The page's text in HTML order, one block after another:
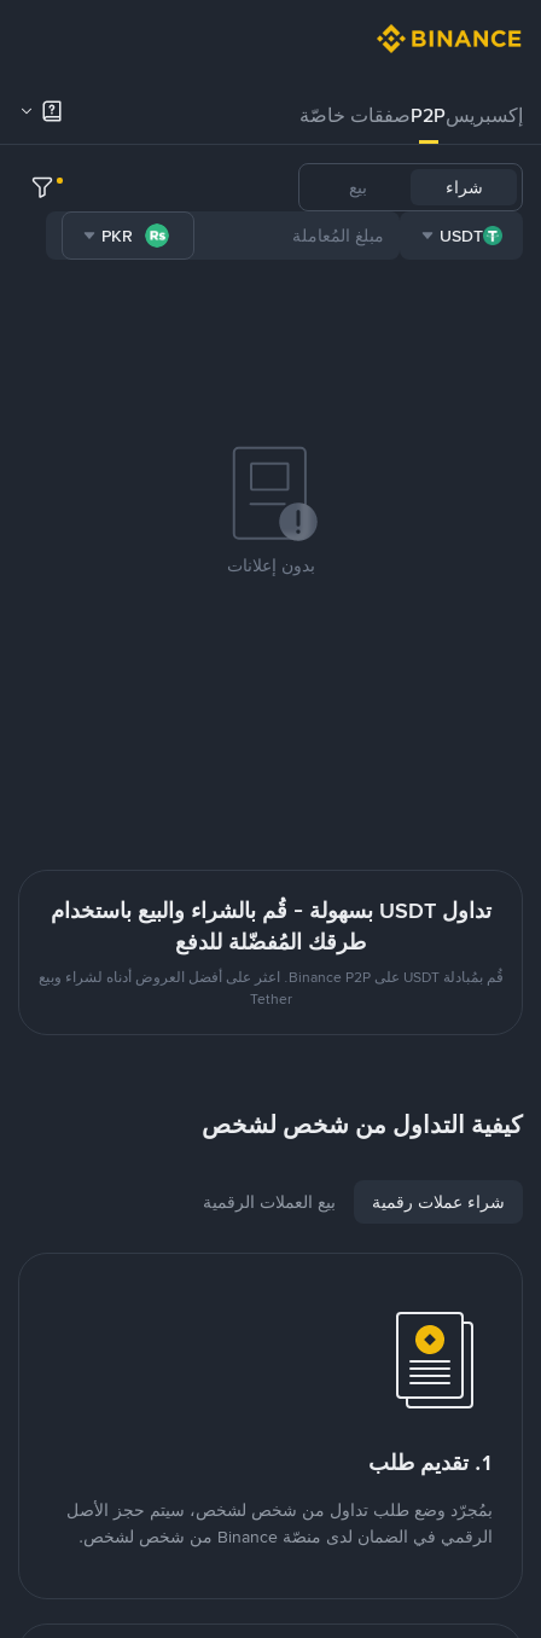
إكسبريسP2Pصفقات خاصّة
شراء بيع
USDT
PKR
بدون إعلانات
تداول USDT بسهولة - قُم بالشراء والبيع باستخدام
طرقك المُفضّلة للدفع
قُم بمُبادلة USDT على Binance P2P. اعثر على أفضل العروض أدناه لشراء وبيع
Tether
كيفية التداول من شخص لشخص
شراء عملات رقمية بيع العملات الرقمية
1. تقديم طلب
بمُجرّد وضع طلب تداول من شخص لشخص، سيتم حجز الأصل
الرقمي في الضمان لدى منصّة Binance من شخص لشخص.